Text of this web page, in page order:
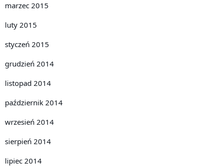
marzec 2015
luty 2015
styczeń 2015
grudzień 2014
listopad 2014
październik 2014
wrzesień 2014
sierpień 2014
lipiec 2014